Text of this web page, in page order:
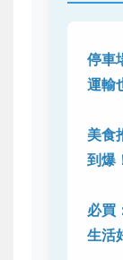
停車
運輸
美食
到爆
必買
生活